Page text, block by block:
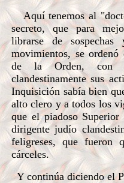
Aquí tenemos al
secreto, que para
librarse de
movimientos, se
de la Orden, con
clandestinamente sus
Inquisición sabía bien
alto clero y a todos los
que el piadoso
dirigente judío
feligreses, que fueron
cárceles.
Y continúa diciendo el